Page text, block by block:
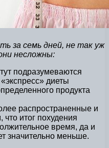
за семь дней, не так уж
несложны:
подразумеваются
диеты
продукта
распространенные и
итог похудения
время, да и
значительно меньше.